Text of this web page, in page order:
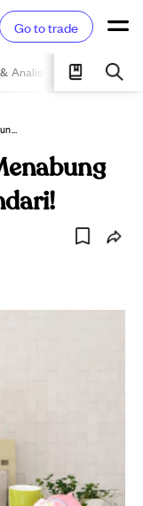
Go to trade
Analisis Pelajari
5 Kesalahan Umum Menabung Yang Wajib Kamu Hindari!